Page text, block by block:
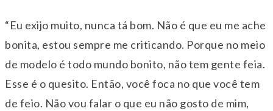
“Eu exijo muito, nunca tá bom. Não é que eu me ache
bonita, estou sempre me criticando. Porque no meio
de modelo é todo mundo bonito, não tem gente feia.
Esse é o quesito. Então, você foca no que você tem
de feio. Não vou falar o que eu não gosto de mim,